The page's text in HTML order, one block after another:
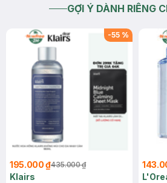
GỢI Ý DÀNH RIÊNG
-55 %
195.000 ₫435.000 ₫
Klairs